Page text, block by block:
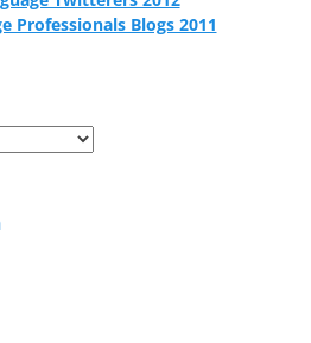
Professionals Blogs 2011